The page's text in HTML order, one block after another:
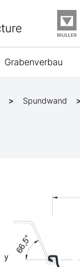
Grabenverbau
Spundwand